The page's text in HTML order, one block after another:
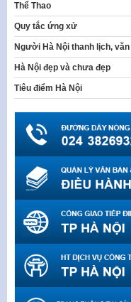
Thể Thao
Quy tắc ứng xử
Người Hà Nội thanh lịch,
Hà Nội đẹp và chưa đẹp
Tiêu điểm Hà Nội